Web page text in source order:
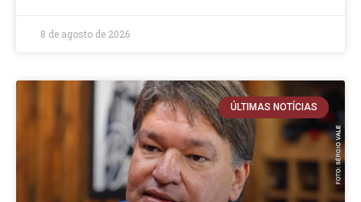
8 de agosto de 2026
ÚLTIMAS NOTÍCIAS